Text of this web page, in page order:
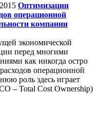
Оптимизации
операционной
компании
экономической
перед многими
как никогда остро
операционной
роль здесь играет
– Total Cost Ownership)